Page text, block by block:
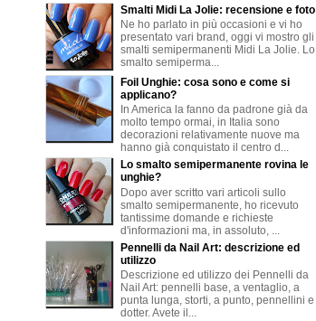
Smalti Midi La Jolie: recensione e foto
Ne ho parlato in più occasioni e vi ho
presentato vari brand, oggi vi mostro gli
smalti semipermanenti Midi La Jolie. Lo
smalto semiperma...
Foil Unghie: cosa sono e come si
applicano?
In America la fanno da padrone già da
molto tempo ormai, in Italia sono
decorazioni relativamente nuove ma
hanno già conquistato il centro d...
Lo smalto semipermanente rovina le
unghie?
Dopo aver scritto vari articoli sullo
smalto semipermanente, ho ricevuto
tantissime domande e richieste
d'informazioni ma, in assoluto, ...
Pennelli da Nail Art: descrizione ed
utilizzo
Descrizione ed utilizzo dei Pennelli da
Nail Art: pennelli base, a ventaglio, a
punta lunga, storti, a punto, pennellini e
dotter. Avete il...